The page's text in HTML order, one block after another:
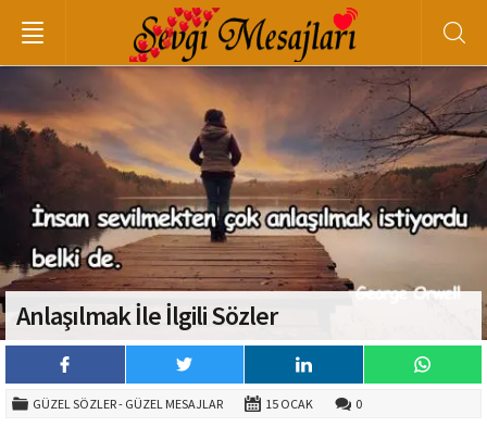
Anlaşılmak İle İlgili Sözler
GÜZEL SÖZLER - GÜZEL MESAJLAR 15 OCAK 0